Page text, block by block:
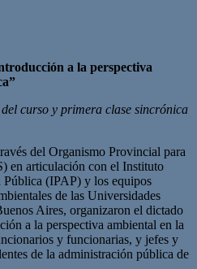
a la perspectiva
curso y primera clase sincrónica
del Organismo Provincial para
en articulación con el Instituto
(IPAP) y los equipos
de las Universidades
Aires, organizaron el dictado
a la perspectiva ambiental en la
y funcionarias, y jefes y
de la administración pública de